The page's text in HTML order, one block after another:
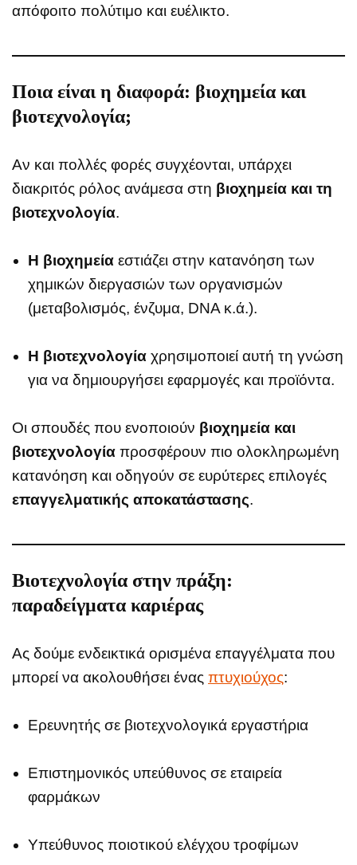
απόφοιτο πολύτιμο και ευέλικτο.
Ποια είναι η διαφορά: βιοχημεία και
βιοτεχνολογία;
Αν και πολλές φορές συγχέονται, υπάρχει
διακριτός ρόλος ανάμεσα στη βιοχημεία και τη
βιοτεχνολογία.
Η βιοχημεία εστιάζει στην κατανόηση των
χημικών διεργασιών των οργανισμών
(μεταβολισμός, ένζυμα, DNA κ.ά.).
Η βιοτεχνολογία χρησιμοποιεί αυτή τη γνώση
για να δημιουργήσει εφαρμογές και προϊόντα.
Οι σπουδές που ενοποιούν βιοχημεία και
βιοτεχνολογία προσφέρουν πιο ολοκληρωμένη
κατανόηση και οδηγούν σε ευρύτερες επιλογές
επαγγελματικής αποκατάστασης.
Βιοτεχνολογία στην πράξη:
παραδείγματα καριέρας
Ας δούμε ενδεικτικά ορισμένα επαγγέλματα που
μπορεί να ακολουθήσει ένας πτυχιούχος:
Ερευνητής σε βιοτεχνολογικά εργαστήρια
Επιστημονικός υπεύθυνος σε εταιρεία
φαρμάκων
Υπεύθυνος ποιοτικού ελέγχου τροφίμων